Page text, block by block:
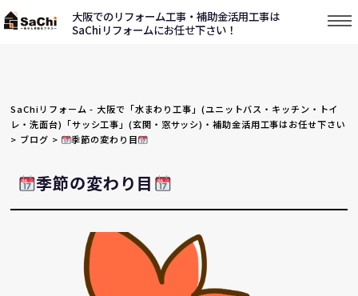
大阪でのリフォーム工事・補助金活用工事は
SaChiリフォームにお任せ下さい！
SaChiリフォーム - 大阪で「水まわり工事」(ユニットバス・キッチン・トイ
レ・洗面台)「サッシ工事」(玄関・窓サッシ)・補助金活用工事はお任せ下さい
> ブログ > 季節の変わり目
季節の変わり目